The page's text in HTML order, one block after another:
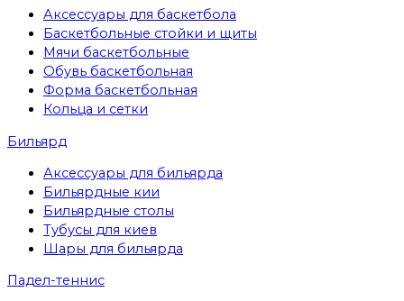
Аксессуары для баскетбола
Баскетбольные стойки и щиты
Мячи баскетбольные
Обувь баскетбольная
Форма баскетбольная
Кольца и сетки
Бильярд
Аксессуары для бильярда
Бильярдные кии
Бильярдные столы
Тубусы для киев
Шары для бильярда
Падел-теннис